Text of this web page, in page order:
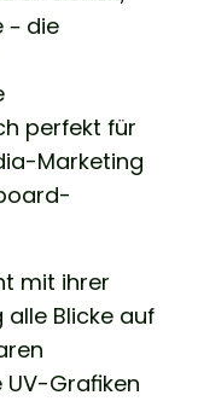
– die
perfekt für
Marketing
mit ihrer
alle Blicke auf
Grafiken